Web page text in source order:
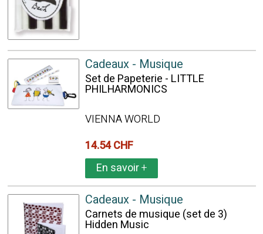
Cadeaux - Musique
Set de Papeterie - LITTLE
PHILHARMONICS
VIENNA WORLD
14.54 CHF
En savoir+
Cadeaux - Musique
Carnets de musique (set de 3)
Hidden Music